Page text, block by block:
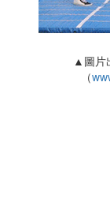
▲圖片
（